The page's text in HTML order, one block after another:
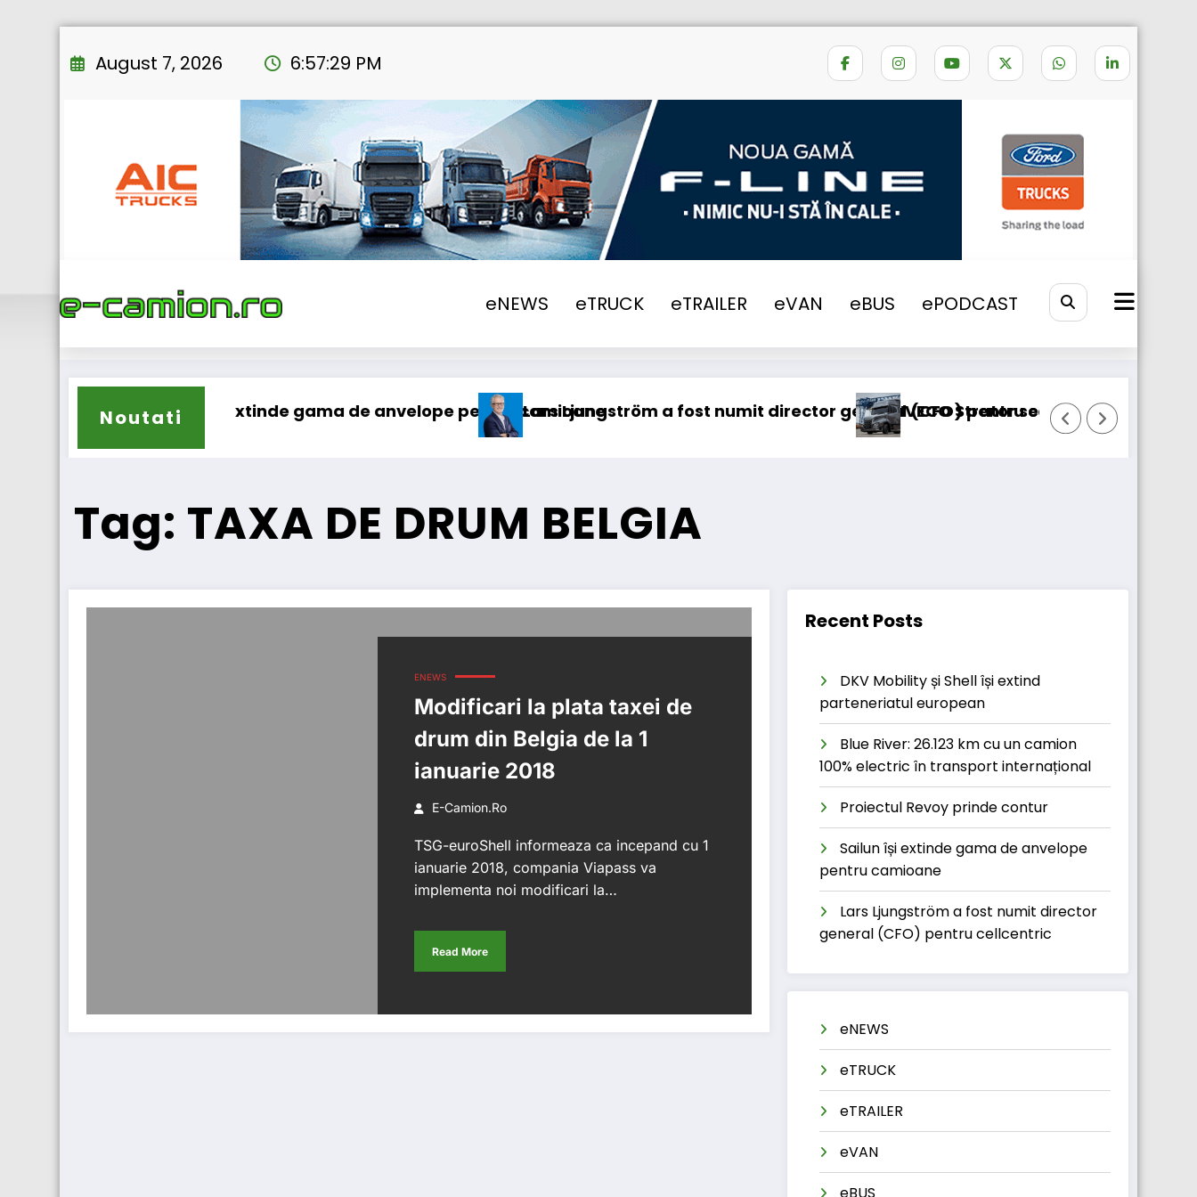
to
August 7, 2026 6:57:30 PM
eNEWS eTRUCK eTRAILER eVAN eBUS ePODCAST
TAXA DE DRUM BELGIA
Noutati
Sailun își extinde gama de anvelope pentru camioaneLars Ljungström a fost numit director general (CFO) pentru cellcentric
IVECO Strator se întoarce
Tag: TAXA DE DRUM BELGIA
ENEWS
Modificari la plata taxei de
drum din Belgia de la 1
ianuarie 2018
E-Camion.ro
TSG-euroShell informeaza ca incepand cu 1
ianuarie 2018, compania Viapass va
implementa noi modificari la…
Read More
Recent Posts
DKV Mobility și Shell își extind
parteneriatul european
Blue River: 26.123 km cu un camion
100% electric în transport internațional
Proiectul Revoy prinde contur
Sailun își extinde gama de anvelope
pentru camioane
Lars Ljungström a fost numit director
general (CFO) pentru cellcentric
eNEWS
eTRUCK
eTRAILER
eVAN
eBUS